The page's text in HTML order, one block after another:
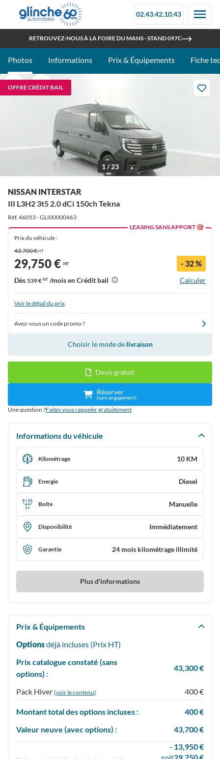
02.43.42.10.43
RETROUVEZ-NOUS À LA FOIRE DU MANS - STAND 097C
OUVERT TOUT L'ÉTÉ
Photos Informations Prix & Équipements Fiche
OFFRE CRÉDIT BAIL
1 / 23
NISSAN INTERSTAR
III L3H2 3t5 2.0 dCi 150ch Tekna
Réf. 46053 - GLI00000463
Prix du véhicule :
43,700 €HT
29,750 € HT - 32 %
Dès 539 € HT /mois en Crédit bail Calculer
Voir le détail du prix
Avez-vous un code promo ?
Choisir le mode de livraison
LEASING SANS APPORT 🎯
Devis gratuit
Réserver
(sans engagement)
Une question ?Faites vous rappeler gratuitement
Informations du véhicule
Kilométrage 10 KM
Energie Diesel
Boîte Manuelle
Disponibilité Immédiatement
Garantie 24 mois kilométrage illimité
Plus d'informations
Prix & Équipements
Optionsdéjà incluses (Prix HT)
Prix catalogue constaté (sans
options) :
43,300 €
Pack Hiver (voir le contenu) 400 €
Montant total des options incluses :
400 €
Valeur neuve (avec options) :
43,700 €
- 13,950 €